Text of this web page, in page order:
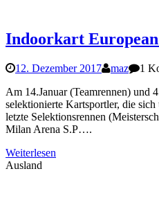
Indoorkart European
12. Dezember 2017 maz
1
Am 14.Januar (Teamrennen) und
selektionierte Kartsportler, die
letzte Selektionsrennen
Milan Arena S.P….
Weiterlesen
Ausland